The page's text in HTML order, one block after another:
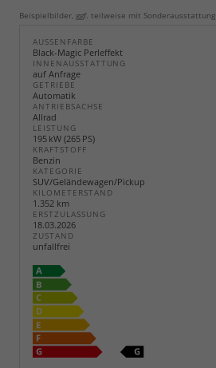
Beispielbilder, ggf. teilweise mit Sonderausstattung
AUSSENFARBE
Black-Magic Perleffekt
INNENAUSSTATTUNG
auf Anfrage
GETRIEBE
Automatik
ANTRIEBSACHSE
Allrad
LEISTUNG
195 kW (265 PS)
KRAFTSTOFF
Benzin
KATEGORIE
SUV/Geländewagen/Pickup
KILOMETERSTAND
1.352 km
ERSTZULASSUNG
18.03.2026
ZUSTAND
unfallfrei